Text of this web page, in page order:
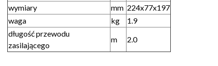
wymiary mm 224x77x197
waga
kg
1.9
długość przewodu
zasilającego
m 2.0